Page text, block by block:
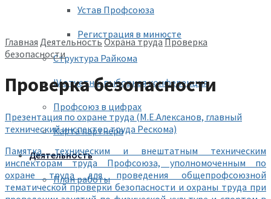
Устав Профсоюза
Регистрация в минюсте
Структура Райкома
IV отчетно-выборная конференция
Профсоюз в цифрах
Карта партнера
Деятельность
План работы
Главная ДеятельностьОхрана трудаПроверка
безопасности
Проверка безопасности
Презентация по охране труда (М.Е.Алексанов, главный
технический инспектор труда Рескома)
Памятка техническим и внештатным техническим
инспекторам труда Профсоюза, уполномоченным по
охране труда для проведения общепрофсоюзной
тематической проверки безопасности и охраны труда при